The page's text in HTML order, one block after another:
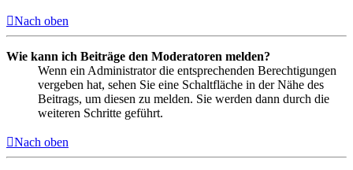
Nach oben
Wie kann ich Beiträge den Moderatoren melden?
Wenn ein Administrator die entsprechenden Berechtigungen
vergeben hat, sehen Sie eine Schaltfläche in der Nähe des
Beitrags, um diesen zu melden. Sie werden dann durch die
weiteren Schritte geführt.
Nach oben